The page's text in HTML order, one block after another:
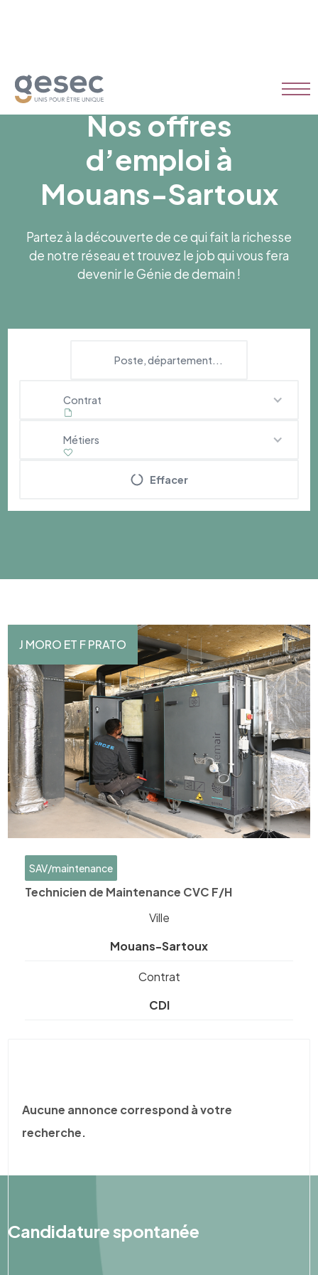
Nos offres
d’emploi à
Mouans-Sartoux
Partez à la découverte de ce qui fait la richesse
de notre réseau et trouvez le job qui vous fera
devenir le Génie de demain !
Contrat
Métiers
Effacer
J MORO ET F PRATO
SAV/maintenance
Technicien de Maintenance CVC F/H
Ville
Mouans-Sartoux
Contrat
CDI
Aucune annonce correspond à votre
recherche.
Candidature spontanée